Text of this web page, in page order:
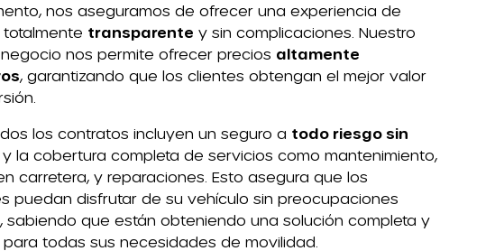
nos aseguramos de ofrecer una experiencia de
transparente y sin complicaciones. Nuestro
nos permite ofrecer precios altamente
, garantizando que los clientes obtengan el mejor valor
los contratos incluyen un seguro a todo riesgo sin
y la cobertura completa de servicios como mantenimiento,
carretera, y reparaciones. Esto asegura que los
puedan disfrutar de su vehículo sin preocupaciones
sabiendo que están obteniendo una solución completa y
todas sus necesidades de movilidad.